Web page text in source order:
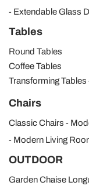
Extendable Glass
Tables
Round Tables
Coffee Tables
Transforming Tables
Chairs
Classic Chairs
Modern Living
OUTDOOR
Garden Chaise